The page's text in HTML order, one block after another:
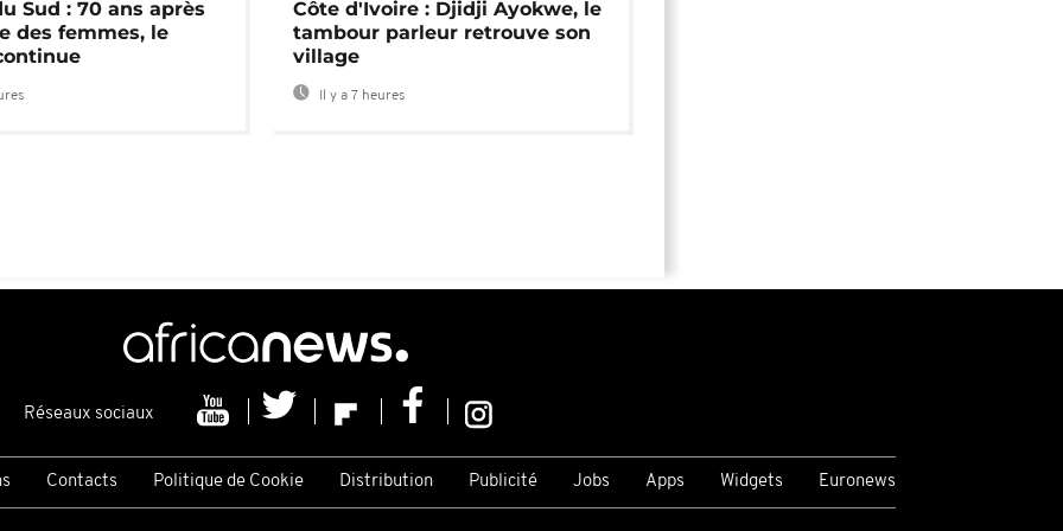
Sud : 70 ans après
des femmes, le
Côte d'Ivoire : Djidji Ayokwe, le
tambour parleur retrouve son
village
Il y a 7 heures
Réseaux sociaux
Contacts Politique de Cookie Distribution Publicité Jobs Apps Widgets Euronews